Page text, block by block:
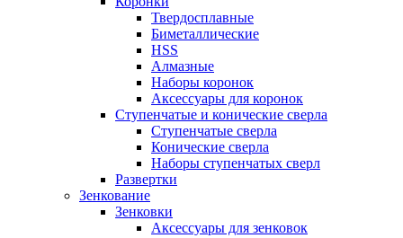
Твердосплавные
Биметаллические
HSS
Алмазные
Наборы коронок
Аксессуары для коронок
Ступенчатые и конические сверла
Ступенчатые сверла
Конические сверла
Наборы ступенчатых сверл
Развертки
Зенкование
Зенковки
Аксессуары для зенковок